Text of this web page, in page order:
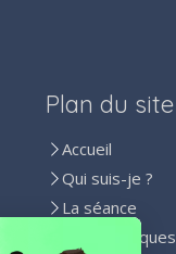
Plan du site
Accueil
Qui suis-je ?
La séance
Infos pratiques